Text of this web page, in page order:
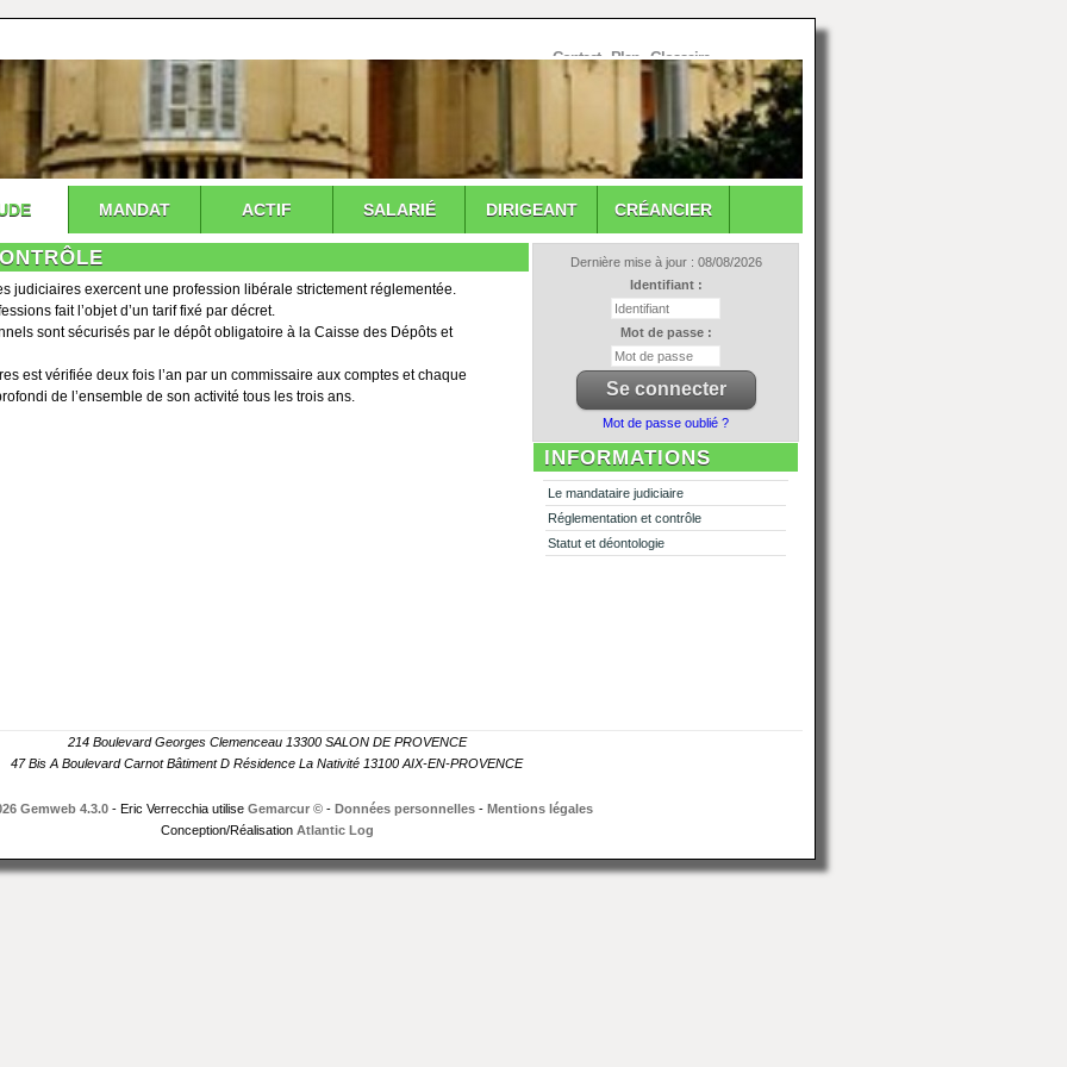
Contact-Plan-Glossaire
MANDAT ACTIF SALARIÉ DIRIGEANT CRÉANCIER
Dernière mise à jour : 08/08/2026
Identifiant :
Mot de passe :
Mot de passe oublié ?
INFORMATIONS
Le mandataire judiciaire
Réglementation et contrôle
Statut et déontologie
judiciaires exercent une profession libérale strictement réglementée.
fait l’objet d’un tarif fixé par décret.
sont sécurisés par le dépôt obligatoire à la Caisse des Dépôts et
est vérifiée deux fois l’an par un commissaire aux comptes et chaque
de l’ensemble de son activité tous les trois ans.
214 Boulevard Georges Clemenceau 13300 SALON DE PROVENCE
47 Bis A Boulevard Carnot Bâtiment D Résidence La Nativité 13100 AIX-EN-PROVENCE
Gemweb 4.3.0- Eric Verrecchia utilise Gemarcur ©- Données personnelles- Mentions légales
Conception/Réalisation Atlantic Log